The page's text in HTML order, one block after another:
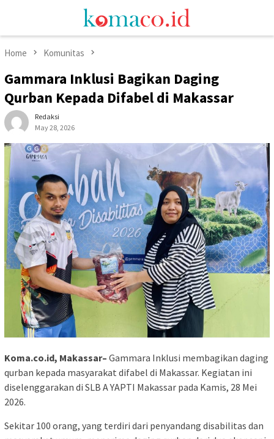
Menu
Home Komunitas
Gammara Inklusi Bagikan Daging
Qurban Kepada Difabel di Makassar
Redaksi
May 28, 2026
Koma.co.id, Makassar– Gammara Inklusi membagikan daging
qurban kepada masyarakat difabel di Makassar. Kegiatan ini
diselenggarakan di SLB A YAPTI Makassar pada Kamis, 28 Mei
2026.
Sekitar 100 orang, yang terdiri dari penyandang disabilitas dan